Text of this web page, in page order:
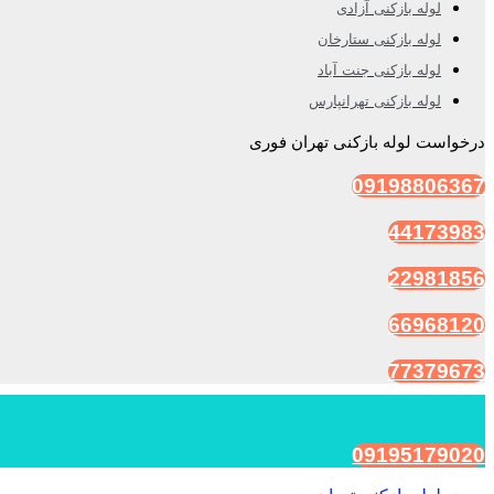
لوله بازکنی آزادی
لوله بازکنی ستارخان
لوله بازکنی جنت آباد
لوله بازکنی تهرانپارس
درخواست لوله بازکنی تهران فوری
09198806367
44173983
22981856
66968120
77379673
09195179020